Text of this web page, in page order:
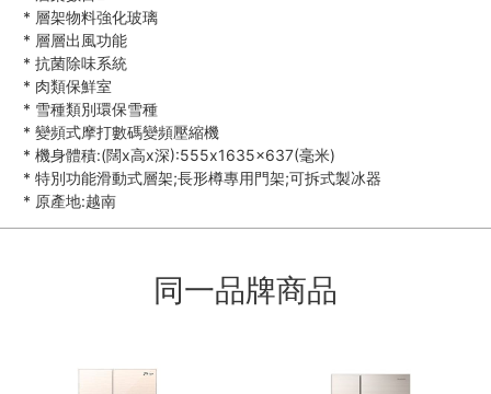
* 層架物料強化玻璃
* 層層出風功能
* 抗菌除味系統
* 肉類保鮮室
* 雪種類別環保雪種
* 變頻式摩打數碼變頻壓縮機
* 機身體積:(闊x高x深):555x1635x637(毫米)
* 特別功能滑動式層架;長形樽專用門架;可拆式製冰器
* 原產地:越南
同一品牌商品